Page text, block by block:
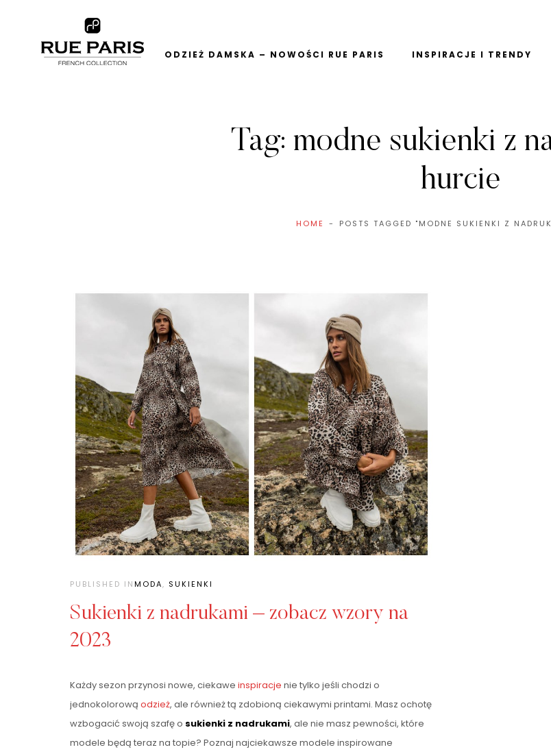
ODZIEŻ DAMSKA – NOWOŚCI RUE PARIS INSPIRACJE I TRENDY
Tag: modne sukienki z
hurcie
HOME POSTS TAGGED "MODNE SUKIENKI Z
PUBLISHED INMODA, SUKIENKI
Sukienki z nadrukami – zobacz wzory na
2023
Każdy sezon przynosi nowe, ciekawe inspiracje nie tylko jeśli chodzi o
jednokolorową odzież, ale również tą zdobioną ciekawymi printami. Masz ochotę
wzbogacić swoją szafę o sukienki z nadrukami, ale nie masz pewności, które
modele będą teraz na topie? Poznaj najciekawsze modele inspirowane